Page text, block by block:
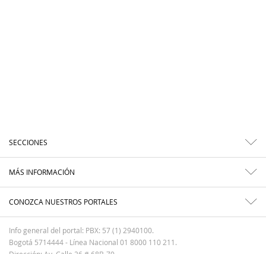
SECCIONES
MÁS INFORMACIÓN
CONOZCA NUESTROS PORTALES
Info general del portal: PBX: 57 (1) 2940100.
Bogotá 5714444 - Línea Nacional 01 8000 110 211.